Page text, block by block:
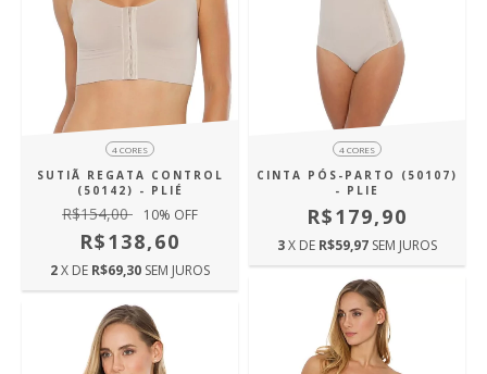
4 CORES
SUTIÃ REGATA CONTROL
(50142) - PLIÉ
R$154,00 10% OFF
R$138,60
2X DE R$69,30 SEM JUROS
4 CORES
CINTA PÓS-PARTO (50107)
- PLIE
R$179,90
3X DE R$59,97 SEM JUROS